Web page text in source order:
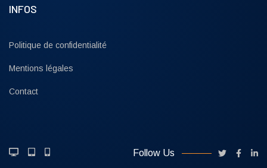
INFOS
Politique de confidentialité
Mentions légales
Contact
Follow Us